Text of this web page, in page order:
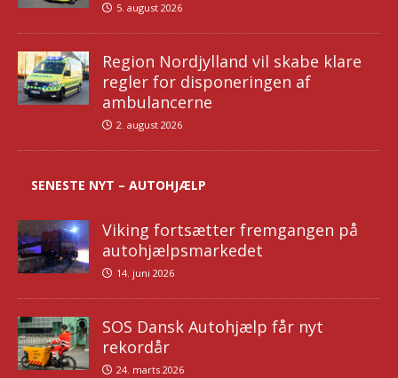
5. august 2026
Region Nordjylland vil skabe klare
regler for disponeringen af
ambulancerne
2. august 2026
SENESTE NYT – AUTOHJÆLP
Viking fortsætter fremgangen på
autohjælpsmarkedet
14. juni 2026
SOS Dansk Autohjælp får nyt
rekordår
24. marts 2026